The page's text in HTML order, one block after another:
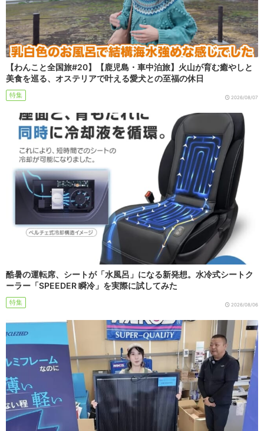
【わんこと全国旅#20】【鹿児島・車中泊旅】火山が育む癒やしと
美食を巡る、オステリアで叶える愛犬との至福の休日
特集 2026/08/07
酷暑の運転席、シートが「水風呂」になる新発想。水冷式シートク
ーラー「SPEEDER 瞬冷」を実際に試してみた
特集 2026/08/06